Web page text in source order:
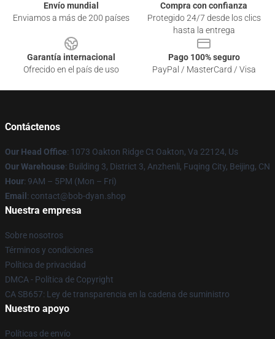
Envío mundial
Enviamos a más de 200 países
Compra con confianza
Protegido 24/7 desde los clics
hasta la entrega
Garantía internacional
Ofrecido en el país de uso
Pago 100% seguro
PayPal / MasterCard / Visa
Contáctenos
Our Head Office: 1073 Oakton Ridge Ct Oakton, Va 22124, Us
Our Warehouse: Building 3, District 3, Anzhenli, Fuqing City, Beijing, CN
Hour: 9AM – 5PM (Mon – Fri)
Email : contact@bob-dyan.shop
Nuestra empresa
Sobre nosotros
Términos y condiciones
Política de privacidad
DMCA - Política de Copyright
CA SB657: Ley de transparencia en la cadena de suministro
Nuestro apoyo
Políticas de envío